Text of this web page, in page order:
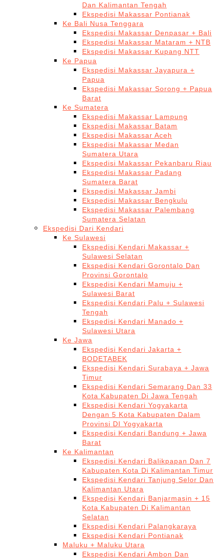
Dan Kalimantan Tengah
Ekspedisi Makassar Pontianak
Ke Bali Nusa Tenggara
Ekspedisi Makassar Denpasar + Bali
Ekspedisi Makassar Mataram + NTB
Ekspedisi Makassar Kupang NTT
Ke Papua
Ekspedisi Makassar Jayapura +
Papua
Ekspedisi Makassar Sorong + Papua
Barat
Ke Sumatera
Ekspedisi Makassar Lampung
Ekspedisi Makassar Batam
Ekspedisi Makassar Aceh
Ekspedisi Makassar Medan
Sumatera Utara
Ekspedisi Makassar Pekanbaru Riau
Ekspedisi Makassar Padang
Sumatera Barat
Ekspedisi Makassar Jambi
Ekspedisi Makassar Bengkulu
Ekspedisi Makassar Palembang
Sumatera Selatan
Ekspedisi Dari Kendari
Ke Sulawesi
Ekspedisi Kendari Makassar +
Sulawesi Selatan
Ekspedisi Kendari Gorontalo Dan
Provinsi Gorontalo
Ekspedisi Kendari Mamuju +
Sulawesi Barat
Ekspedisi Kendari Palu + Sulawesi
Tengah
Ekspedisi Kendari Manado +
Sulawesi Utara
Ke Jawa
Ekspedisi Kendari Jakarta +
BODETABEK
Ekspedisi Kendari Surabaya + Jawa
Timur
Ekspedisi Kendari Semarang Dan 33
Kota Kabupaten Di Jawa Tengah
Ekspedisi Kendari Yogyakarta
Dengan 5 Kota Kabupaten Dalam
Provinsi DI Yogyakarta
Ekspedisi Kendari Bandung + Jawa
Barat
Ke Kalimantan
Ekspedisi Kendari Balikpapan Dan 7
Kabupaten Kota Di Kalimantan Timur
Ekspedisi Kendari Tanjung Selor Dan
Kalimantan Utara
Ekspedisi Kendari Banjarmasin + 15
Kota Kabupaten Di Kalimantan
Selatan
Ekspedisi Kendari Palangkaraya
Ekspedisi Kendari Pontianak
Maluku + Maluku Utara
Ekspedisi Kendari Ambon Dan